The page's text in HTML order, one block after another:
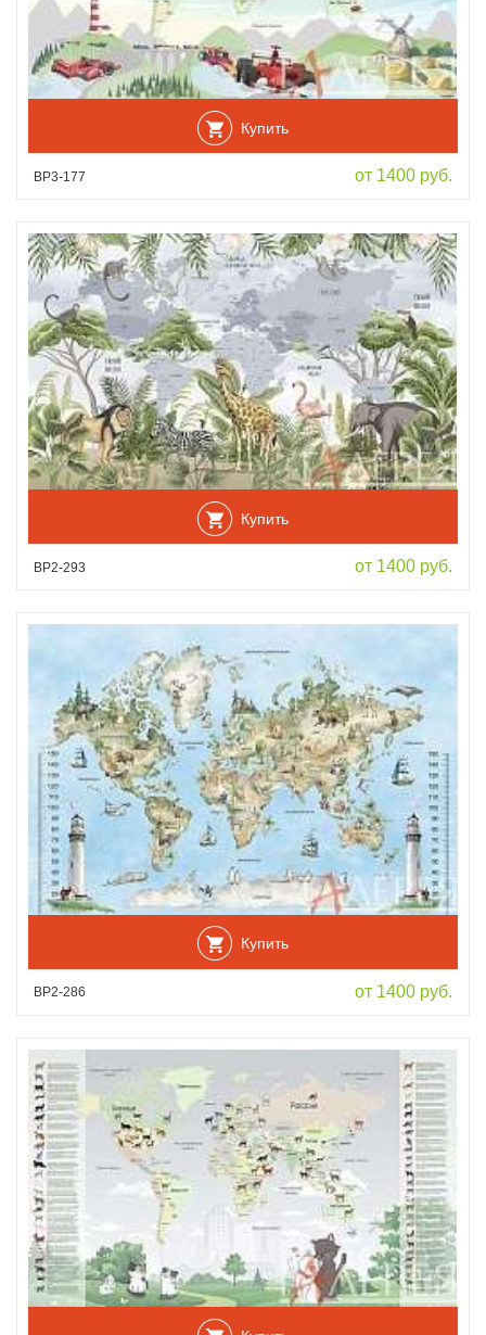
Купить
ВР3-177 от 1400 руб.
Купить
ВР2-293 от 1400 руб.
Купить
ВР2-286 от 1400 руб.